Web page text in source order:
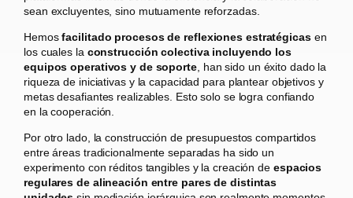
sean excluyentes, sino mutuamente reforzadas.
Hemosfacilitado procesos de reflexiones estratégicas en
los cuales la construcción colectiva incluyendo los
equipos operativos y de soporte, han sido un éxito dado la
riqueza de iniciativas y la capacidad para plantear objetivos y
metas desafiantes realizables. Esto solo se logra confiando
en la cooperación.
Por otro lado, la construcción de presupuestos compartidos
entre áreas tradicionalmente separadas ha sido un
experimento con réditos tangibles y la creación de espacios
regulares de alineación entre pares de distintas